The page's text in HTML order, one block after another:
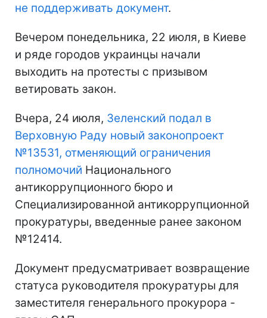
не поддерживать документ.
Вечером понедельника, 22 июля, в Киеве
и ряде городов украинцы начали
выходить на протесты с призывом
ветировать закон.
Вчера, 24 июля, Зеленский подал в
Верховную Раду новый законопроект
№13531, отменяющий ограничения
полномочий Национального
антикоррупционного бюро и
Специализированной антикоррупционной
прокуратуры, введенные ранее законом
№12414.
Документ предусматривает возвращение
статуса руководителя прокуратуры для
заместителя генерального прокурора -